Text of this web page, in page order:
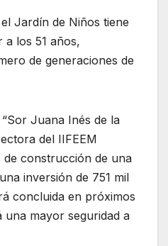
Jardín de Niños tiene
a los 51 años,
de generaciones de
Juana Inés de la
del IIFEEM
construcción de una
inversión de 751 mil
concluida en próximos
una mayor seguridad a